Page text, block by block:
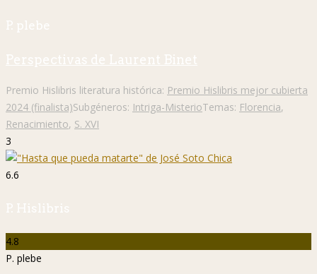
P. plebe
Perspectivas de Laurent Binet
Premio Hislibris literatura histórica: Premio Hislibris mejor cubierta
2024 (finalista)Subgéneros: Intriga-MisterioTemas: Florencia,
Renacimiento, S. XVI
3
6.6
P. Hislibris
4.8
P. plebe